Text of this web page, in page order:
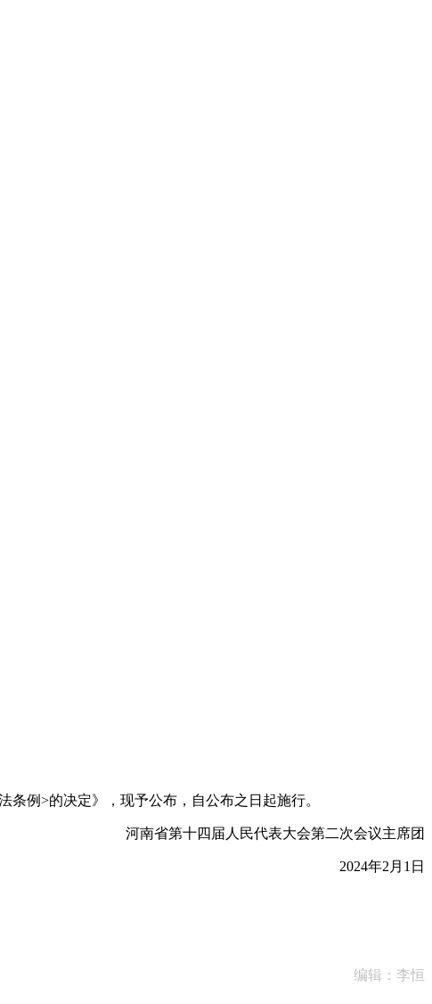
例>的决定》，现予公布，自公布之日起施行。
河南省第十四届人民代表大会第二次会议主席团
2024年2月1日
编辑：李恒